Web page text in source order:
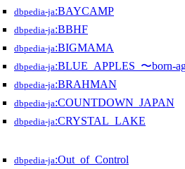
dbpedia-ja:BAYCAMP
dbpedia-ja:BBHF
dbpedia-ja:BIGMAMA
dbpedia-ja:BLUE_APPLES_〜born-
dbpedia-ja:BRAHMAN
dbpedia-ja:COUNTDOWN_JAPAN
dbpedia-ja:CRYSTAL_LAKE
dbpedia-ja:Out_of_Control